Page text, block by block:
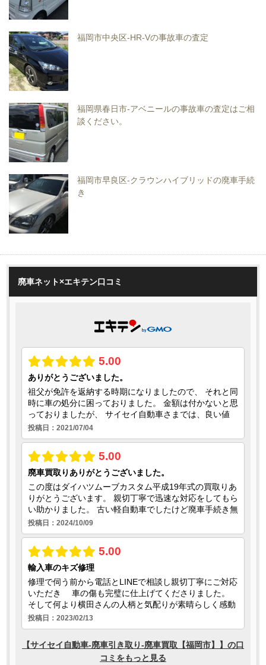
福岡市中央区-HR-Vの事故車の査定
福岡県春日市-アベニールの事故車の査定はご相
談ください。
福岡市早良区-クラウンハイブリッドの廃車手続
き
廃車ネット×エキテン口コミ